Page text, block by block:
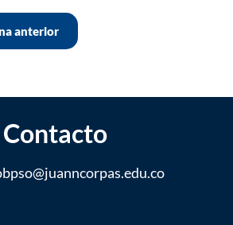
anterior
Contacto
juanncorpas.edu.co